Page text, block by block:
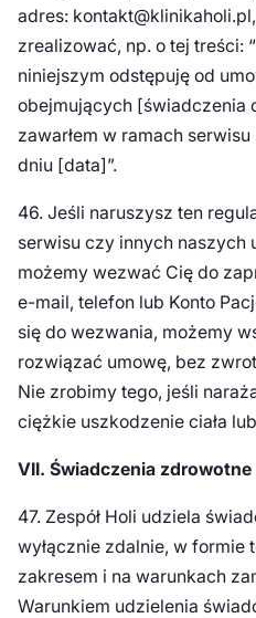
adres:
zrealizować, np. o tej treści:
niniejszym odstępuję od
obejmujących [świadczenia
zawarłem w ramach
dniu [data]”.
46. Jeśli naruszysz ten
serwisu czy innych naszych
możemy wezwać Cię do
e-mail, telefon lub Konto
się do wezwania, możemy
rozwiązać umowę, bez
Nie zrobimy tego, jeśli
ciężkie uszkodzenie ciała
VII. Świadczenia zdrowotne
47. Zespół Holi udziela
wyłącznie zdalnie, w formie
zakresem i na warunkach
Warunkiem udzielenia